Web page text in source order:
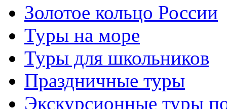
Золотое кольцо России
Туры на море
Туры для школьников
Праздничные туры
Экскурсионные туры